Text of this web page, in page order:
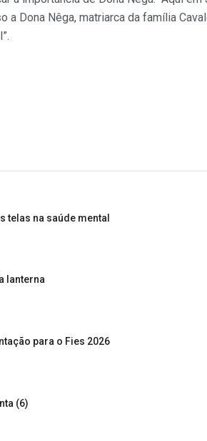
Dona Nêga, matriarca da família
na saúde mental
lanterna
para o Fies 2026
(6)